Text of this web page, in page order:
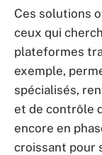
Ces solutions
ceux qui
plateformes
exemple,
spécialisés,
et de contrôle
encore en
croissant pour